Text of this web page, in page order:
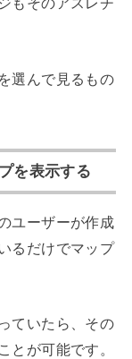
選んで見るもの
を表示する
ユーザーが作成
るだけでマップ
ていたら、その
とが可能です。